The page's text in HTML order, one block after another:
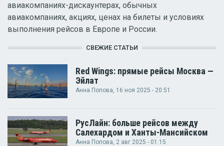
авиакомпаниях-дискаунтерах, обычных
авиакомпаниях, акциях, ценах на билеты и условиях
выполнения рейсов в Европе и России.
СВЕЖИЕ СТАТЬИ
Red Wings: прямые рейсы Москва —
Эйлат
Анна Попова, 16 ноя 2025 - 20:51
РусЛайн: больше рейсов между
Салехардом и Ханты-Мансийском
Анна Попова , 2 авг 2025 - 01:15